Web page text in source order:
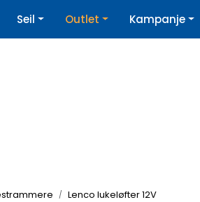
Seil Outlet Kampanje
Lenco lukeløfter 12V